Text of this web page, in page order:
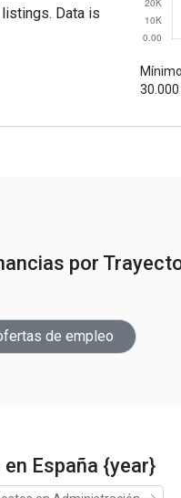
Data is
Mínimo
30.000
por
de empleo
España {year}